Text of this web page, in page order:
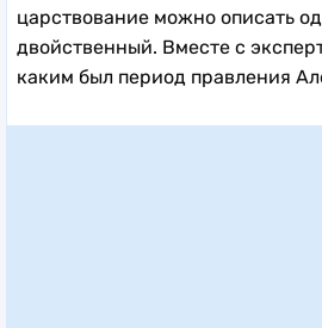
царствование можно описать
двойственный. Вместе с
каким был период правления